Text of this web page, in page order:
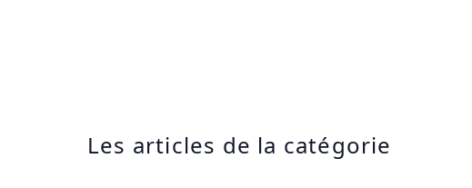
Les articles de la catégorie